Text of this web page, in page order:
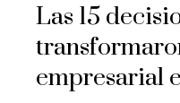
Las 15
empresarial